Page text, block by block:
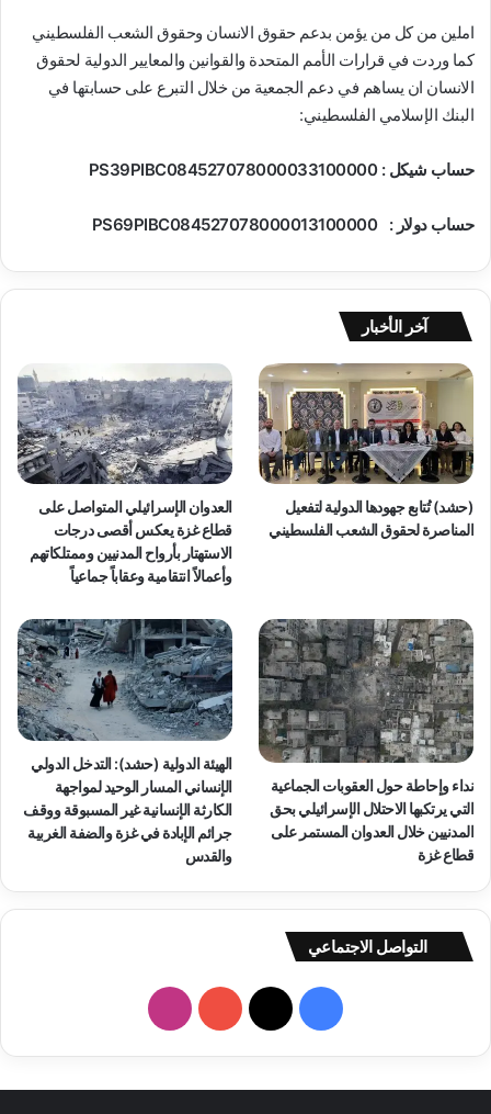
املين من كل من يؤمن بدعم حقوق الانسان وحقوق الشعب الفلسطيني
كما وردت في قرارات الأمم المتحدة والقوانين والمعايير الدولية لحقوق
الانسان ان يساهم في دعم الجمعية من خلال التبرع على حسابتها في
البنك الإسلامي الفلسطيني:
حساب شيكل : PS39PIBC084527078000033100000
حساب دولار : PS69PIBC084527078000013100000
آخر الأخبار
(حشد) تُتابع جهودها الدولية لتفعيل
المناصرة لحقوق الشعب الفلسطيني
العدوان الإسرائيلي المتواصل على
قطاع غزة يعكس أقصى درجات
الاستهتار بأرواح المدنيين وممتلكاتهم
وأعمالاً انتقامية وعقاباً جماعياً
نداء وإحاطة حول العقوبات الجماعية
التي يرتكبها الاحتلال الإسرائيلي بحق
المدنيين خلال العدوان المستمر على
قطاع غزة
الهيئة الدولية (حشد): التدخل الدولي
الإنساني المسار الوحيد لمواجهة
الكارثة الإنسانية غير المسبوقة ووقف
جرائم الإبادة في غزة والضفة الغربية
والقدس
التواصل الاجتماعي
فيسبوك‫X
‫YouTubeانستقرام